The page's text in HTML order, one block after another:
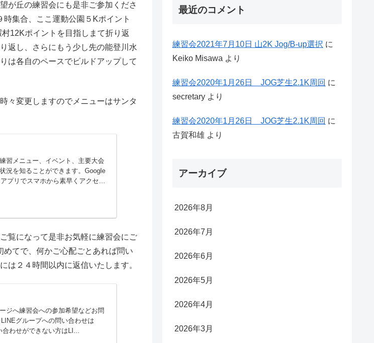
が丘の練習会にも是非ご参加くださ
集合、ここ運動公園５Kポイント
12Kポイントを目指しまて折り返
返し、さらにもう少し先の能登川水
は各自のペースでビルドアップして
々変更しますのでメニューはサンタ
習メニュー、イベント、主要大会
況を知ることができます。Google
プリでスマホから素早くアクセス
覧になって是非お気軽に練習会にご
てで、何かご心配ごとあれば問い
は２４時間以内に返信いたします。
ジへ練習会への参加希望などお問
グループへの問い合わせは
わせができない方はLI...
最近のコメント
練習会2021年7月10日 山2K Jog/B-up選択 に
Keiko Misawa より
練習会2020年1月26日 JOG芝生2.1K周回 に
secretary より
練習会2020年1月26日 JOG芝生2.1K周回 に
古賀和雄 より
アーカイブ
2026年8月
2026年7月
2026年6月
2026年5月
2026年4月
2026年3月